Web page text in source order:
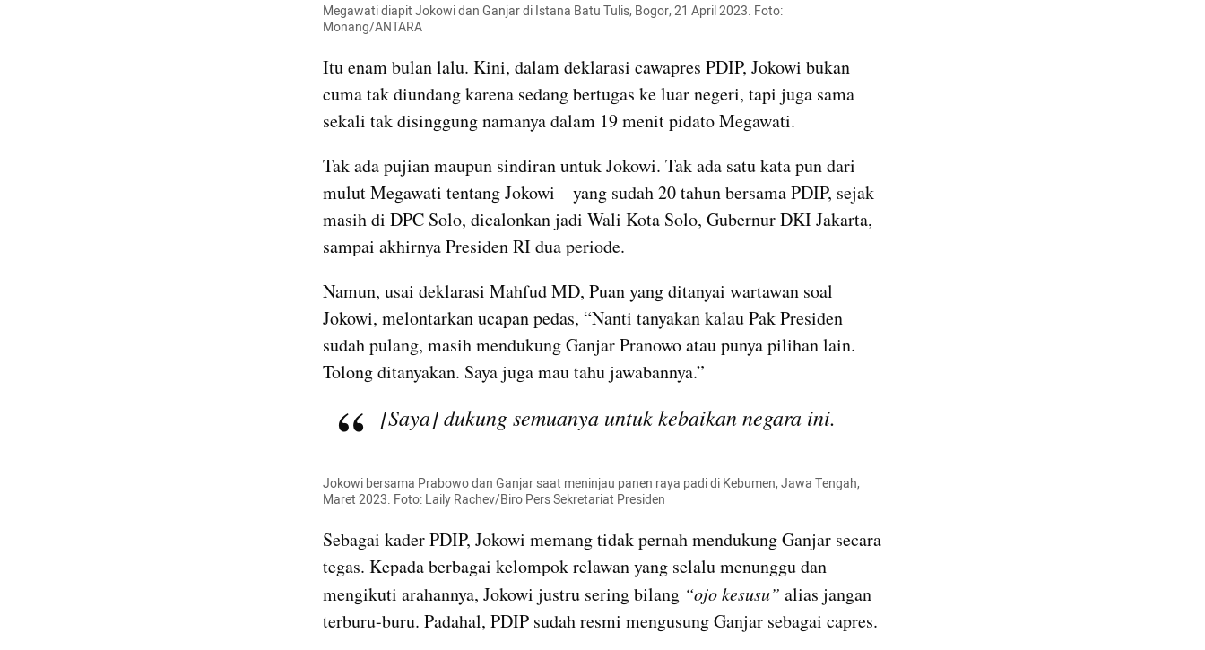
Megawati diapit Jokowi dan Ganjar di Istana Batu Tulis, Bogor, 21 April 2023. Foto:
Monang/ANTARA
Itu enam bulan lalu. Kini, dalam deklarasi cawapres PDIP, Jokowi bukan
cuma tak diundang karena sedang bertugas ke luar negeri, tapi juga sama
sekali tak disinggung namanya dalam 19 menit pidato Megawati.
Tak ada pujian maupun sindiran untuk Jokowi. Tak ada satu kata pun dari
mulut Megawati tentang Jokowi—yang sudah 20 tahun bersama PDIP, sejak
masih di DPC Solo, dicalonkan jadi Wali Kota Solo, Gubernur DKI Jakarta,
sampai akhirnya Presiden RI dua periode.
Namun, usai deklarasi Mahfud MD, Puan yang ditanyai wartawan soal
Jokowi, melontarkan ucapan pedas, “Nanti tanyakan kalau Pak Presiden
sudah pulang, masih mendukung Ganjar Pranowo atau punya pilihan lain.
Tolong ditanyakan. Saya juga mau tahu jawabannya.”
[Saya] dukung semuanya untuk kebaikan negara ini.
Jokowi bersama Prabowo dan Ganjar saat meninjau panen raya padi di Kebumen, Jawa Tengah,
Maret 2023. Foto: Laily Rachev/Biro Pers Sekretariat Presiden
Sebagai kader PDIP, Jokowi memang tidak pernah mendukung Ganjar secara
tegas. Kepada berbagai kelompok relawan yang selalu menunggu dan
mengikuti arahannya, Jokowi justru sering bilang “ojo kesusu” alias jangan
terburu-buru. Padahal, PDIP sudah resmi mengusung Ganjar sebagai capres.